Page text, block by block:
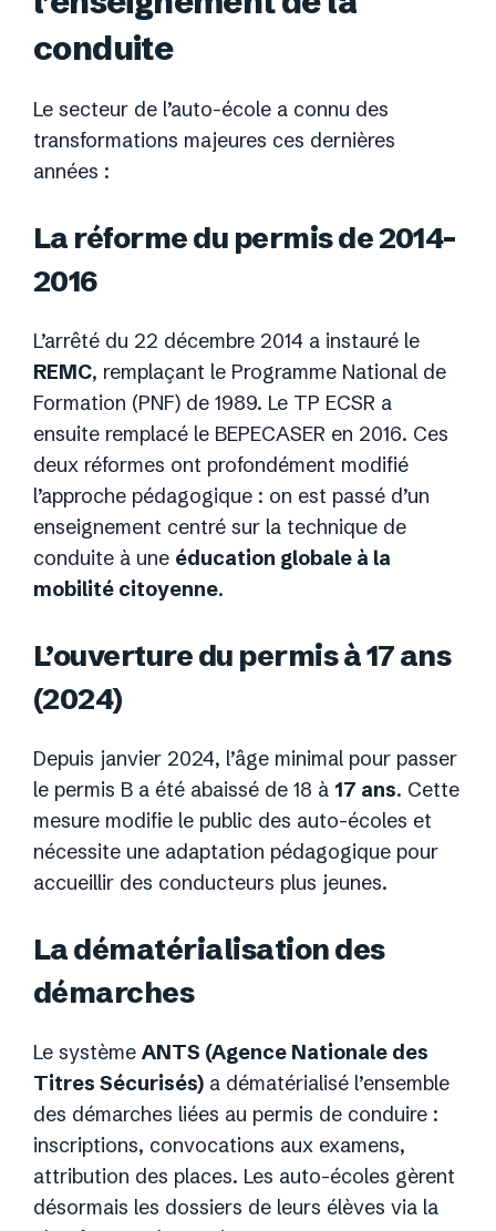
conduite
Le secteur de l’auto-école a connu des
transformations majeures ces dernières
années :
La réforme du permis de 2014-
2016
L’arrêté du 22 décembre 2014 a instauré le
REMC, remplaçant le Programme National de
Formation (PNF) de 1989. Le TP ECSR a
ensuite remplacé le BEPECASER en 2016. Ces
deux réformes ont profondément modifié
l’approche pédagogique : on est passé d’un
enseignement centré sur la technique de
conduite à une éducation globale à la
mobilité citoyenne.
L’ouverture du permis à 17 ans
(2024)
Depuis janvier 2024, l’âge minimal pour passer
le permis B a été abaissé de 18 à 17 ans. Cette
mesure modifie le public des auto-écoles et
nécessite une adaptation pédagogique pour
accueillir des conducteurs plus jeunes.
La dématérialisation des
démarches
Le système ANTS (Agence Nationale des
Titres Sécurisés) a dématérialisé l’ensemble
des démarches liées au permis de conduire :
inscriptions, convocations aux examens,
attribution des places. Les auto-écoles gèrent
désormais les dossiers de leurs élèves via la